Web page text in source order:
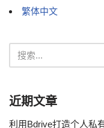
繁体中文
近期文章
利用Bdrive打造个人私